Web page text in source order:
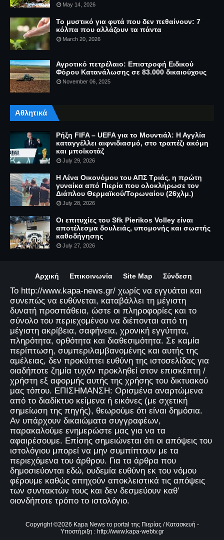
May 14, 2026
Το μυστικό για φυτά που δεν πεθαίνουν: 7
κόλπα που αλλάζουν τα πάντα
March 20, 2026
Αγροτικό πετρέλαιο: Επιστροφή Ειδικού
Φόρου Κατανάλωσης σε 83.000 δικαιούχους
November 06, 2025
Αθλητικά
Ρήξη FIFA – UEFA για το Μουντιάλ: Η Αγγλία
καταγγέλλει αιφνιδιασμό, στο τραπέζι ακόμη
και μποϊκοτάζ
July 29, 2026
Η Λένα Οικονόμου του ΑΠΣ Τριάς, η πρώτη
γυναίκα από Πιερία που ολοκλήρωσε τον
Διάπλου Θερμαϊκού/Τορωναίου (26χλμ.)
July 28, 2026
Οι επιτυχίες του Sfk Pierikos Volley είναι
αποτέλεσμα δουλειάς, υπομονής και σωστής
καθοδήγησης
July 27, 2026
Αρχική Επικοινωνία Site Map Σύνδεση
Το http://www.kapa-news.gr/ χωρίς να εγγυάται και
συνεπώς να ευθύνεται, καταβάλλει τη μέγιστη
δυνατή προσπάθεια, ώστε οι πληροφορίες και το
σύνολο του περιεχομένου να διέπονται από τη
μέγιστη ακρίβεια, σαφήνεια, χρονική εγγύτητα,
πληρότητα, ορθότητα και διαθεσιμότητα. Σε καμία
περίπτωση, συμπεριλαμβανομένης και αυτής της
αμέλειας, δεν προκύπτει ευθύνη της ιστοσελίδας για
οιαδήποτε ζημία τυχόν προκληθεί στον επισκέπτη /
χρήστη εξ αφορμής αυτής της χρήσης του δικτυακού
μας τόπου. ΕΠΙΣΗΜΑΝΣΗ: Ορισμένα αναρτώμενα
από το διαδίκτυο κείμενα ή εικόνες (με σχετική
σημείωση της πηγής), θεωρούμε ότι είναι δημόσια.
Αν υπάρχουν δικαιώματα συγγραφέων,
παρακαλούμε ενημερώστε μας για να τα
αφαιρέσουμε. Επίσης σημειώνεται ότι οι απόψεις του
ιστολόγιου μπορεί να μην συμπίπτουν με τα
περιεχόμενα του άρθρου. Για τα άρθρα που
δημοσιεύονται εδώ, ουδεμία ευθύνη εκ του νόμου
φέρουμε καθώς απηχούν αποκλειστικά τις απόψεις
των συντακτών τους και δεν δεσμεύουν καθ’
οιονδήποτε τρόπο το ιστολόγιο.
Copyright ©2026 Kapa News το portal της Πιερίας / Κατασκευή -
Υποστήριξη : http://www.kapa-webtv.gr